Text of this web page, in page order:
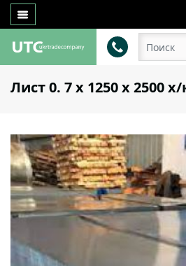
Лист 0. 7 х 1250 х 2500